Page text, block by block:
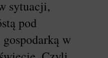
sytuacji,
pod
w